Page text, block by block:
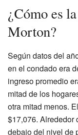
¿Cómo es
Morton?
Según datos del
en el condado era
ingreso promedio
mitad de los
otra mitad menos.
$17,076. Alrededor
debajo del nivel de